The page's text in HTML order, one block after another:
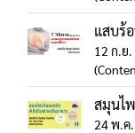
แสบร้
12 ก.ย
สมุนไ
24 พ.ค